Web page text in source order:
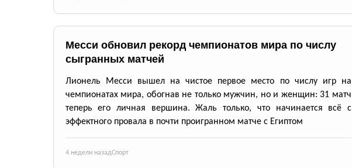
Месси обновил рекорд чемпионатов мира по числу
сыгранных матчей
Лионель Месси вышел на чистое первое место по числу игр на
чемпионатах мира, обогнав не только мужчин, но и женщин: 31 матч
теперь его личная вершина. Жаль только, что начинается всё с
эффектного провала в почти проигранном матче с Египтом
4 недели назадСпорт